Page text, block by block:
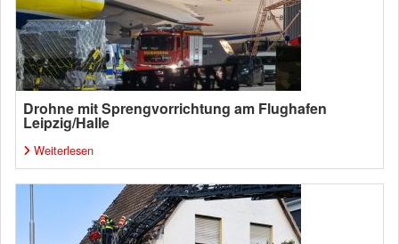
Drohne mit Sprengvorrichtung am Flughafen
Leipzig/Halle
Weiterlesen